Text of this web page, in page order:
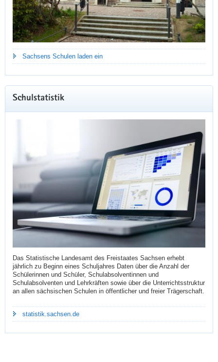
Sachsens Schulen laden ein
Schulstatistik
Das Statistische Landesamt des Freistaates Sachsen erhebt
jährlich zu Beginn eines Schuljahres Daten über die Anzahl der
Schülerinnen und Schüler, Schulabsolventinnen und
Schulabsolventen und Lehrkräften sowie über die Unterrichtsstruktur
an allen sächsischen Schulen in öffentlicher und freier Trägerschaft.
statistik.sachsen.de